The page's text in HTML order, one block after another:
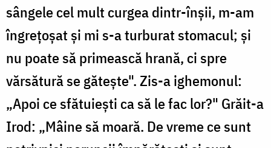
sângele cel mult curgea dintr-înșii, m-am
îngrețoșat și mi s-a turburat stomacul; și
nu poate să primească hrană, ci spre
vărsătură se gătește". Zis-a ighemonul:
„Apoi ce sfătuiești ca să le fac lor?" Grăit-a
Irod: „Mâine să moară. De vreme ce sunt